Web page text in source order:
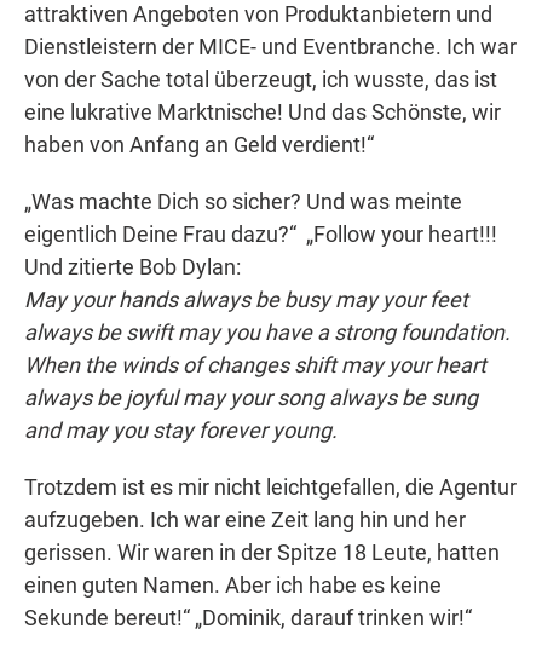
attraktiven Angeboten von Produktanbietern und
Dienstleistern der MICE- und Eventbranche. Ich war
von der Sache total überzeugt, ich wusste, das ist
eine lukrative Marktnische! Und das Schönste, wir
haben von Anfang an Geld verdient!“
„Was machte Dich so sicher? Und was meinte
eigentlich Deine Frau dazu?“ „Follow your heart!!!
Und zitierte Bob Dylan:
May your hands always be busy may your feet
always be swift may you have a strong foundation.
When the winds of changes shift may your heart
always be joyful may your song always be sung
and may you stay forever young.
Trotzdem ist es mir nicht leichtgefallen, die Agentur
aufzugeben. Ich war eine Zeit lang hin und her
gerissen. Wir waren in der Spitze 18 Leute, hatten
einen guten Namen. Aber ich habe es keine
Sekunde bereut!“ „Dominik, darauf trinken wir!“